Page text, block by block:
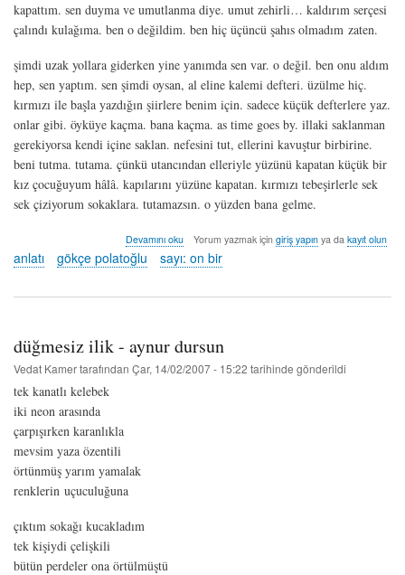
kapattım. sen duyma ve umutlanma diye. umut zehirli… kaldırım serçesi
çalındı kulağıma. ben o değildim. ben hiç üçüncü şahıs olmadım zaten.
şimdi uzak yollara giderken yine yanımda sen var. o değil. ben onu aldım
hep, sen yaptım. sen şimdi oysan, al eline kalemi defteri. üzülme hiç.
kırmızı ile başla yazdığın şiirlere benim için. sadece küçük defterlere yaz.
onlar gibi. öyküye kaçma. bana kaçma. as time goes by. illaki saklanman
gerekiyorsa kendi içine saklan. nefesini tut, ellerini kavuştur birbirine.
beni tutma. tutama. çünkü utancından elleriyle yüzünü kapatan küçük bir
kız çocuğuyum hâlâ. kapılarını yüzüne kapatan. kırmızı tebeşirlerle sek
sek çiziyorum sokaklara. tutamazsın. o yüzden bana gelme.
en
sevdiğim
rengi
hâlâ
polatoğlu
hakkında
Devamını oku Yorum yazmak için giriş yapınya da kayıt olun
anlatı gökçe polatoğlu sayı: on bir
düğmesiz ilik - aynur dursun
Vedat Kamertarafından Çar, 14/02/2007 - 15:22 tarihinde gönderildi
tek kanatlı kelebek
iki neon arasında
çarpışırken karanlıkla
mevsim yaza özentili
örtünmüş yarım yamalak
renklerin uçuculuğuna
çıktım sokağı kucakladım
tek kişiydi çelişkili
bütün perdeler ona örtülmüştü